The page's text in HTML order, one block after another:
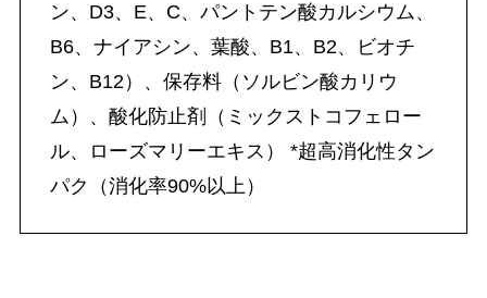
ン、D3、E、C、パントテン酸カルシウム、
B6、ナイアシン、葉酸、B1、B2、ビオチ
ン、B12）、保存料（ソルビン酸カリウ
ム）、酸化防止剤（ミックストコフェロー
ル、ローズマリーエキス） *超高消化性タン
パク（消化率90%以上）